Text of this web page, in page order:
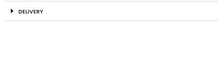
DELIVERY